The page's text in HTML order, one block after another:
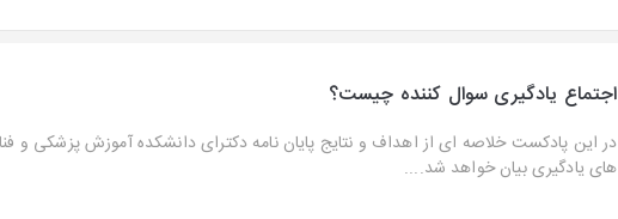
اجتماع یادگیری سوال کننده چیست؟
در این پادکست خلاصه ای از اهداف و نتایج پایان نامه دکترای دانشکده آموزش پزشکی و
های یادگیری بیان خواهد شد....